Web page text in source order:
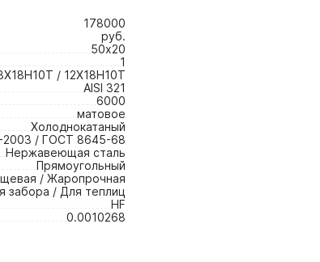
178000
руб.
50х20
1
/ 12Х18Н10Т
AISI 321
6000
матовое
Холоднокатаный
/ ГОСТ 8645-68
Нержавеющая сталь
Прямоугольный
/ Жаропрочная
забора / Для теплиц
HF
0.0010268